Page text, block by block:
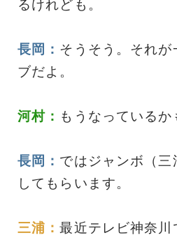
るけれども。
長岡： そうそう。それ
ブだよ。
河村： もうなっているか
長岡： ではジャンボ（三
してもらいます。
三浦：最近テレビ神奈川